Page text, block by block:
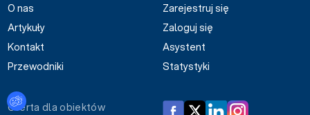
O nas
Artykuły
Kontakt
Przewodniki
Zarejestruj się
Zaloguj się
Asystent
Statystyki
Oferta dla obiektów
Ustawienia plików cookies